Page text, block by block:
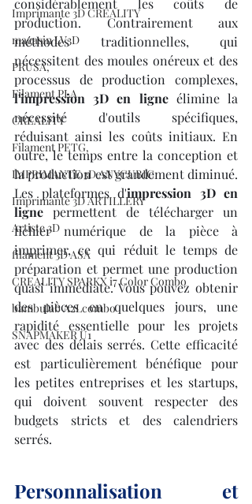
Imprimante 3D CREALITY
magasin LV3D
PRUSA,
Filament PLA
CREALITY
Filament PETG,
IMPRIMANTE 3D ANYCUBIC
Imprimante 3D ARTILLERY
Artiste 3D
filament 3D ASA
CREALITY SPARKX i7 Color Combo
bambulab A2Lcombo
SNAPMAKER U1
considérablement les coûts de
production. Contrairement aux
méthodes traditionnelles, qui
nécessitent des moules onéreux et des
l'impression 3D en ligne élimine la
nécessité d'outils spécifiques,
réduisant ainsi les coûts initiaux. En
outre, le temps entre la conception et
la production est grandement diminué.
Les plateformes d'impression 3D en
ligne permettent de télécharger un
fichier numérique de la pièce à
imprimer, ce qui réduit le temps de
préparation et permet une production
quasi immédiate. Vous pouvez obtenir
des pièces en quelques jours, une
rapidité essentielle pour les projets
avec des délais serrés. Cette efficacité
est particulièrement bénéfique pour
les petites entreprises et les startups,
qui doivent souvent respecter des
budgets stricts et des calendriers
serrés.
Personnalisation et